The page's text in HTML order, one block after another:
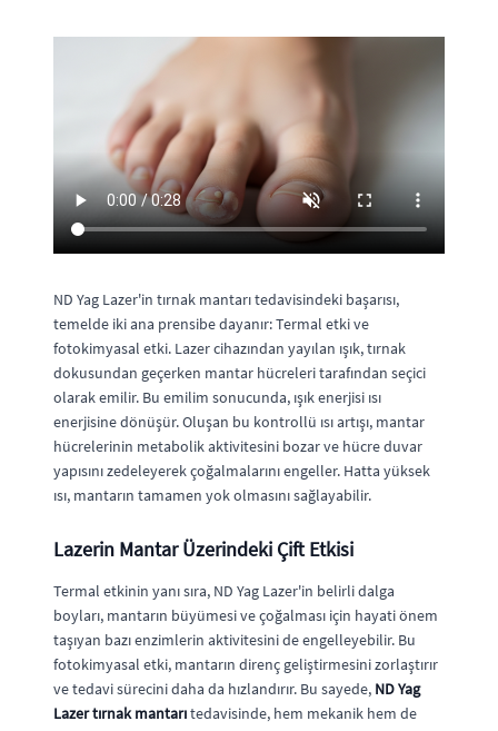
ND Yag Lazer'in tırnak mantarı tedavisindeki başarısı,
temelde iki ana prensibe dayanır: Termal etki ve
fotokimyasal etki. Lazer cihazından yayılan ışık, tırnak
dokusundan geçerken mantar hücreleri tarafından seçici
olarak emilir. Bu emilim sonucunda, ışık enerjisi ısı
enerjisine dönüşür. Oluşan bu kontrollü ısı artışı, mantar
hücrelerinin metabolik aktivitesini bozar ve hücre duvar
yapısını zedeleyerek çoğalmalarını engeller. Hatta yüksek
ısı, mantarın tamamen yok olmasını sağlayabilir.
Lazerin Mantar Üzerindeki Çift Etkisi
Termal etkinin yanı sıra, ND Yag Lazer'in belirli dalga
boyları, mantarın büyümesi ve çoğalması için hayati önem
taşıyan bazı enzimlerin aktivitesini de engelleyebilir. Bu
fotokimyasal etki, mantarın direnç geliştirmesini zorlaştırır
ve tedavi sürecini daha da hızlandırır. Bu sayede, ND Yag
Lazer tırnak mantarıtedavisinde, hem mekanik hem de